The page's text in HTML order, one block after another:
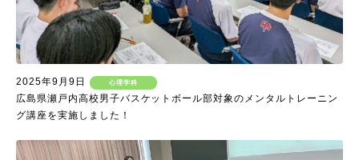
2025年9月9日 心理学科
広島県瀬戸内高校男子バスケットボール部対象のメンタルトレーニン
グ講座を実施しました！